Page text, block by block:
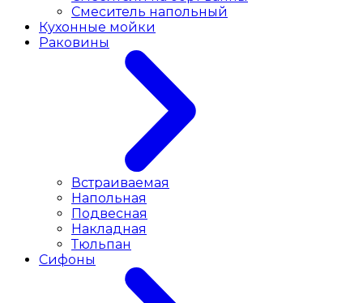
Смеситель напольный
Кухонные мойки
Раковины
Встраиваемая
Напольная
Подвесная
Накладная
Тюльпан
Сифоны